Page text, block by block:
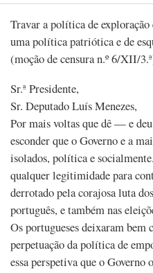
Travar a política de
uma política patriótica e de
(moção de censura n.º 6/XII/
Sr.ª Presidente,
Sr. Deputado Luís Menezes,
Por mais voltas que dê — e
esconder que o Governo e a
isolados, política e
qualquer legitimidade para
derrotado pela corajosa luta
português, e também nas
Os portugueses deixaram bem
perpetuação da política de
essa perspetiva que o Governo